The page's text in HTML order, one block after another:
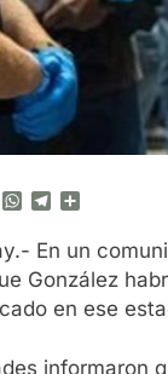
ThreadsWhatsApp
Telegram
En un
González
en ese
informaron